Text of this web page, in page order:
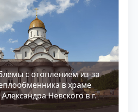
с отоплением из-за
в храме
Невского в г.